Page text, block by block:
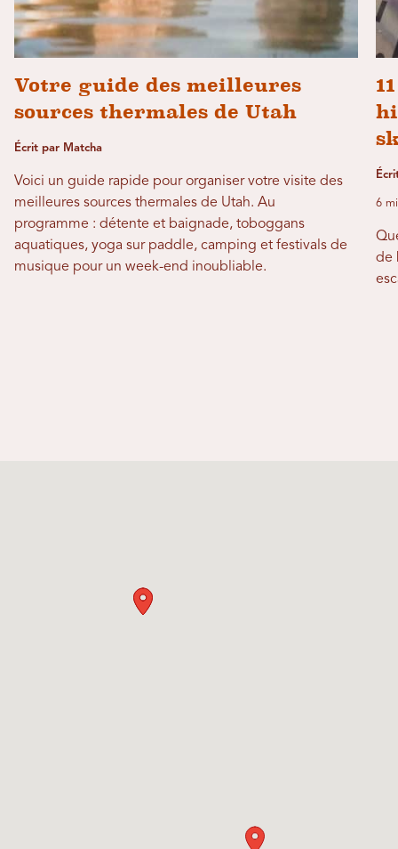
Votre guide des meilleures
sources thermales de Utah
Écrit par Matcha
Voici un guide rapide pour organiser votre visite des
meilleures sources thermales de Utah. Au
programme : détente et baignade, toboggans
aquatiques, yoga sur paddle, camping et festivals de
musique pour un week-end inoubliable.
6
de